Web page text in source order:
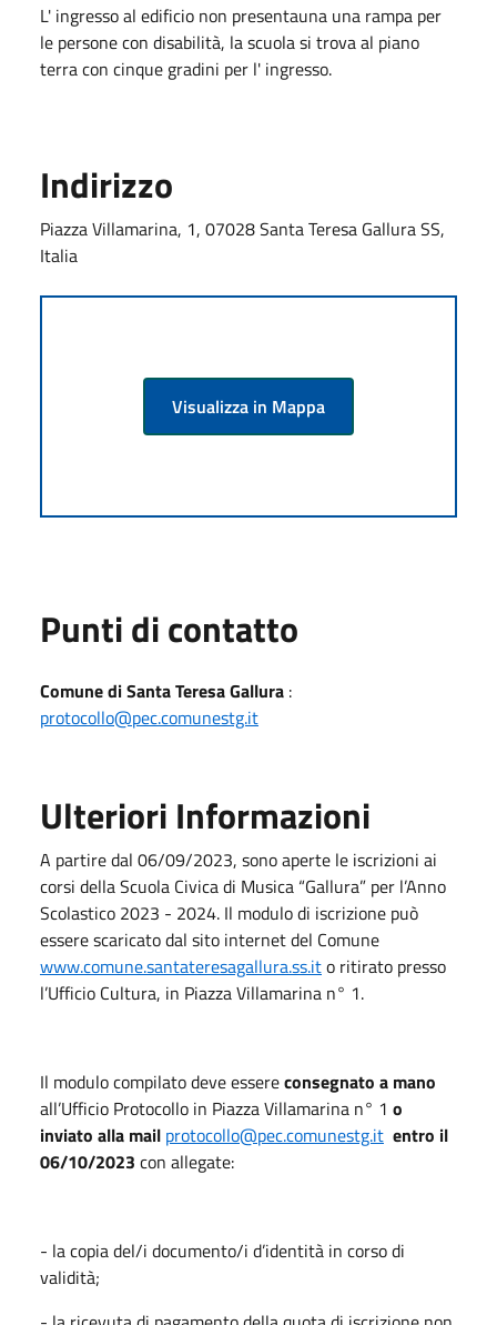
L' ingresso al edificio non presentauna una rampa per
le persone con disabilità, la scuola si trova al piano
terra con cinque gradini per l' ingresso.
Indirizzo
Piazza Villamarina, 1, 07028 Santa Teresa Gallura SS,
Italia
Visualizza in Mappa
Punti di contatto
Comune di Santa Teresa Gallura :
protocollo@pec.comunestg.it
Ulteriori Informazioni
A partire dal 06/09/2023, sono aperte le iscrizioni ai
corsi della Scuola Civica di Musica “Gallura” per l’Anno
Scolastico 2023 - 2024. Il modulo di iscrizione può
essere scaricato dal sito internet del Comune
www.comune.santateresagallura.ss.ito ritirato presso
l’Ufficio Cultura, in Piazza Villamarina n° 1.
Il modulo compilato deve essereconsegnato a mano
all’Ufficio Protocollo in Piazza Villamarina n° 1 o
inviato alla mail protocollo@pec.comunestg.it entro il
06/10/2023 con allegate:
- la copia del/i documento/i d’identità in corso di
validità;